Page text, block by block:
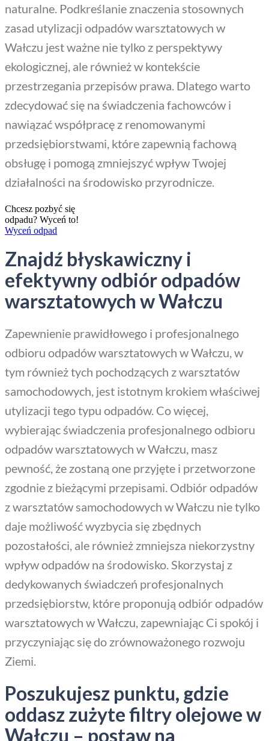
naturalne. Podkreślanie znaczenia stosownych
zasad utylizacji odpadów warsztatowych w
Wałczu jest ważne nie tylko z perspektywy
ekologicznej, ale również w kontekście
przestrzegania przepisów prawa. Dlatego warto
zdecydować się na świadczenia fachowców i
nawiązać współpracę z renomowanymi
przedsiębiorstwami, które zapewnią fachową
obsługę i pomogą zmniejszyć wpływ Twojej
działalności na środowisko przyrodnicze.
Chcesz pozbyć się
odpadu? Wyceń to!
Wyceń odpad
Znajdź błyskawiczny i
efektywny odbiór odpadów
warsztatowych w Wałczu
Zapewnienie prawidłowego i profesjonalnego
odbioru odpadów warsztatowych w Wałczu, w
tym również tych pochodzących z warsztatów
samochodowych, jest istotnym krokiem właściwej
utylizacji tego typu odpadów. Co więcej,
wybierając świadczenia profesjonalnego odbioru
odpadów warsztatowych w Wałczu, masz
pewność, że zostaną one przyjęte i przetworzone
zgodnie z bieżącymi przepisami. Odbiór odpadów
z warsztatów samochodowych w Wałczu nie tylko
daje możliwość wyzbycia się zbędnych
pozostałości, ale również zmniejsza niekorzystny
wpływ odpadów na środowisko. Skorzystaj z
dedykowanych świadczeń profesjonalnych
przedsiębiorstw, które proponują odbiór odpadów
warsztatowych w Wałczu, zapewniając Ci spokój i
przyczyniając się do zrównoważonego rozwoju
Ziemi.
Poszukujesz punktu, gdzie
oddasz zużyte filtry olejowe w
Wałczu – postaw na